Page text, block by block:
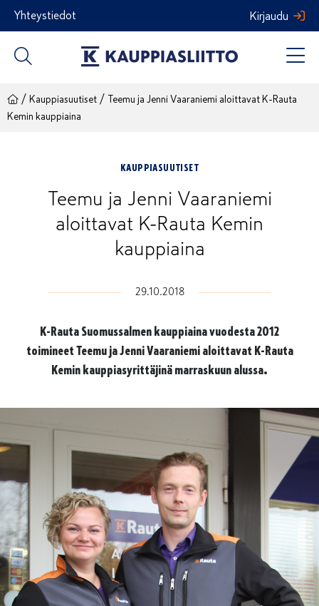
Siirry
sisältöön
Yhteystiedot Kirjaudu
/ Kauppiasuutiset / Teemu ja Jenni Vaaraniemi aloittavat K-Rauta
Kemin kauppiaina
KAUPPIASUUTISET
Teemu ja Jenni Vaaraniemi
aloittavat K-Rauta Kemin
kauppiaina
29.10.2018
K-Rauta Suomussalmen kauppiaina vuodesta 2012
toimineet Teemu ja Jenni Vaaraniemi aloittavat K-Rauta
Kemin kauppiasyrittäjinä marraskuun alussa.